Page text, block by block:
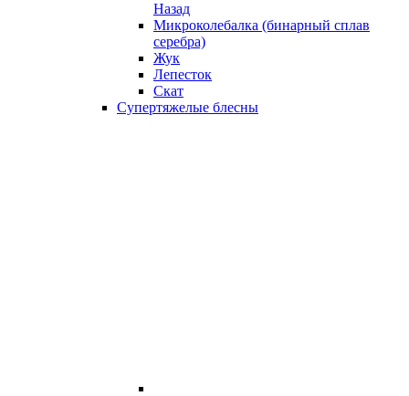
Назад
Микроколебалка (бинарный сплав
серебра)
Жук
Лепесток
Скат
Супертяжелые блесны